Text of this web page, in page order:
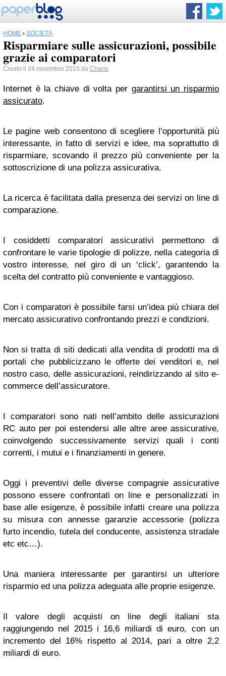
HOME › SOCIETÀ
Risparmiare sulle assicurazioni, possibile
grazie ai comparatori
Creato il 24 novembre 2015 da Chano
Internet è la chiave di volta per garantirsi un risparmio
assicurato.
Le pagine web consentono di scegliere l’opportunità più
interessante, in fatto di servizi e idee, ma soprattutto di
risparmiare, scovando il prezzo più conveniente per la
sottoscrizione di una polizza assicurativa.
La ricerca è facilitata dalla presenza dei servizi on line di
comparazione.
I cosiddetti comparatori assicurativi permettono di
confrontare le varie tipologie di polizze, nella categoria di
vostro interesse, nel giro di un ‘click’, garantendo la
scelta del contratto più conveniente e vantaggioso.
Con i comparatori è possibile farsi un’idea più chiara del
mercato assicurativo confrontando prezzi e condizioni.
Non si tratta di siti dedicati alla vendita di prodotti ma di
portali che pubblicizzano le offerte dei venditori e, nel
nostro caso, delle assicurazioni, reindirizzando al sito e-
commerce dell’assicuratore.
I comparatori sono nati nell’ambito delle assicurazioni
RC auto per poi estendersi alle altre aree assicurative,
coinvolgendo successivamente servizi quali i conti
correnti, i mutui e i finanziamenti in genere.
Oggi i preventivi delle diverse compagnie assicurative
possono essere confrontati on line e personalizzati in
base alle esigenze, è possibile infatti creare una polizza
su misura con annesse garanzie accessorie (polizza
furto incendio, tutela del conducente, assistenza stradale
etc etc…).
Una maniera interessante per garantirsi un ulteriore
risparmio ed una polizza adeguata alle proprie esigenze.
Il valore degli acquisti on line degli italiani sta
raggiungendo nel 2015 i 16,6 miliardi di euro, con un
incremento del 16% rispetto al 2014, pari a oltre 2,2
miliardi di euro.